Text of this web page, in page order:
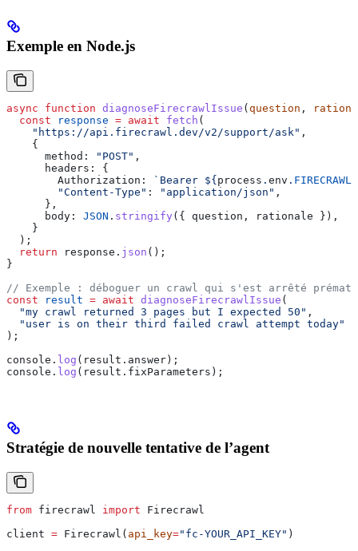
Exemple en Node.js
async function diagnoseFirecrawlIssue ( question ,
  const
response = await fetch (
    "https://api.firecrawl.dev/v2/support/ask"
,
    {
      method:
"POST" ,
      headers:
{
        Authorization:
`Bearer ${ process . env .
        "Content-Type"
: "application/json" ,
      },
      body:
JSON . stringify ({ question , rationale }),
    }
  );
  return
response . json ();
}
// Exemple : déboguer un crawl qui s'est arrêté
const result = await diagnoseFirecrawlIssue (
  "my crawl returned 3 pages but I expected 50"
,
  "user is on their third failed crawl attempt today"
);
console . log ( result . answer );
console . log ( result . fixParameters );
Stratégie de nouvelle tentative de l’agent
from firecrawl import Firecrawl
client = Firecrawl( api_key="fc-YOUR_API_KEY" )